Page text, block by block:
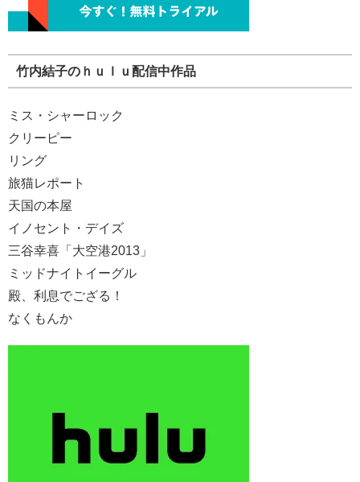
竹内結子のｈｕｌｕ配信中作品
ミス・シャーロック
クリーピー
リング
旅猫レポート
天国の本屋
イノセント・デイズ
三谷幸喜「大空港2013」
ミッドナイトイーグル
殿、利息でござる！
なくもんか